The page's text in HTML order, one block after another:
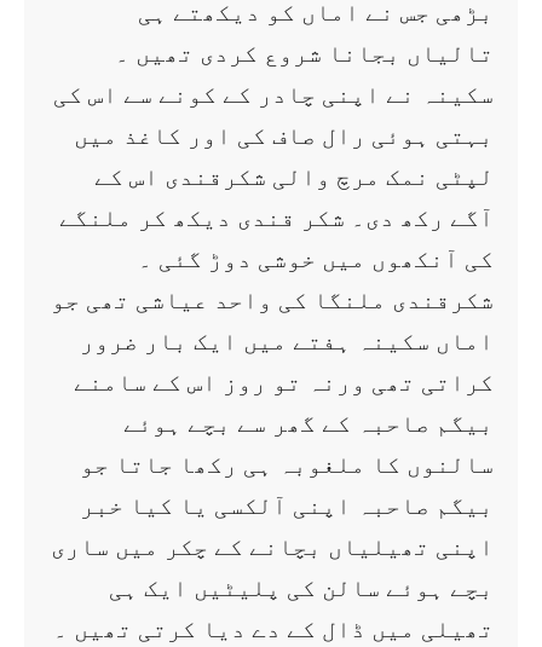
بڑھی جس نے اماں کو دیکھتے ہی
تالیاں بجانا شروع کردی تھیں ۔
سکینہ نے اپنی چادر کے کونے سے اس کی
بہتی ہوئی رال صاف کی اور کاغذ میں
لپٹی نمک مرچ والی شکرقندی اس کے
آگے رکھ دی۔ شکر قندی دیکھ کر ملنگے
کی آنکھوں میں خوشی دوڑ گئی ۔
شکرقندی ملنگا کی واحد عیاشی تھی جو
اماں سکینہ ہفتے میں ایک بار ضرور
کراتی تھی ورنہ تو روز اس کے سامنے
بیگم صاحبہ کے گھر سے بچے ہوئے
سالنوں کا ملغوبہ ہی رکھا جاتا جو
بیگم صاحبہ اپنی آلکسی یا کیا خبر
اپنی تھیلیاں بچانے کے چکر میں ساری
بچے ہوئے سالن کی پلیٹیں ایک ہی
تھیلی میں ڈال کے دے دیا کرتی تھیں ۔